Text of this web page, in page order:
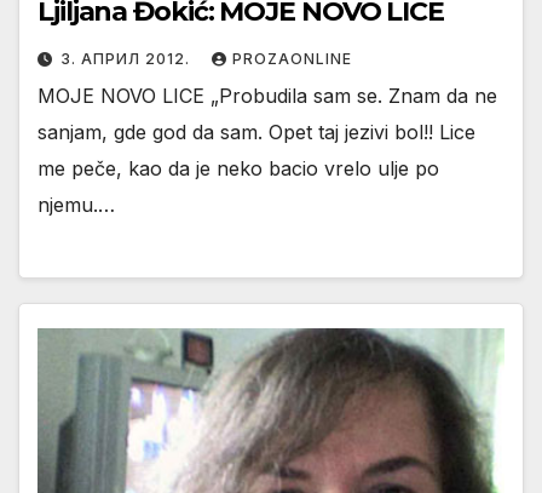
Ljiljana Đokić: MOJE NOVO LICE
3. АПРИЛ 2012. PROZAONLINE
MOJE NOVO LICE „Probudila sam se. Znam da ne
sanjam, gde god da sam. Opet taj jezivi bol!! Lice
me peče, kao da je neko bacio vrelo ulje po
njemu.…